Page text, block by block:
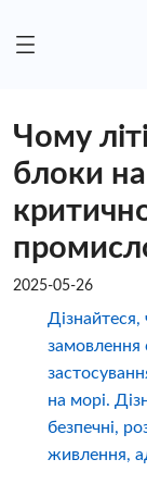
Чому
блоки
2025-05-26
Дізнайтеся,
на морі.
безпечні,
живлення,